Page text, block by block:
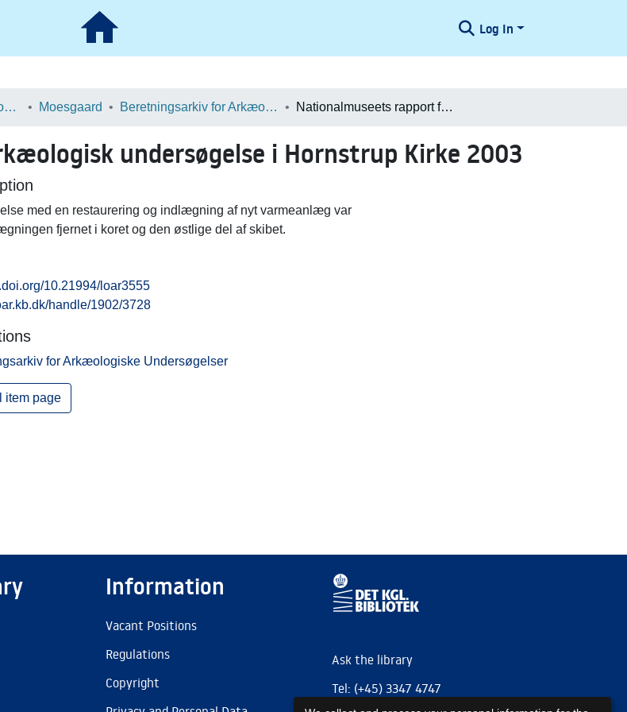
Log In
School of Culture and Society Moesgaard Beretningsarkiv for Arkæologiske Undersøgelser Nationalmuseets rapport fra arkæologisk undersøgelse i Hornstrup Kirke 2003
undersøgelse i Hornstrup Kirke 2003
med en restaurering og indlægning af nyt varmeanlæg var
fjernet i koret og den østlige del af skibet.
10.21994/loar3555
handle/1902/3728
for Arkæologiske Undersøgelser
item page
Information
Vacant Positions
Regulations
Copyright
Ask the library
Tel: (+45) 3347 4747